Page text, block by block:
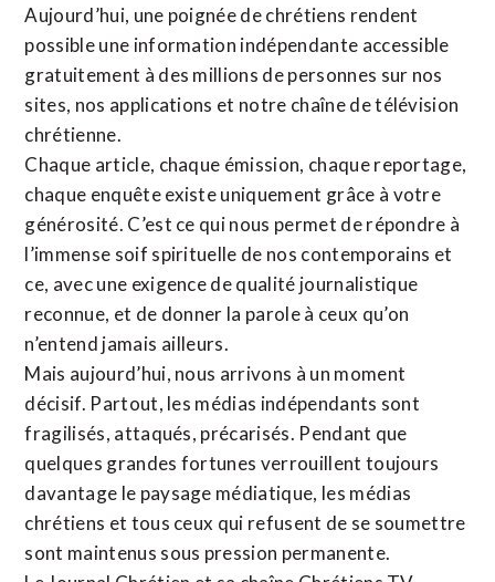
Aujourd’hui, une poignée de chrétiens rendent
possible une information indépendante accessible
gratuitement à des millions de personnes sur nos
sites, nos applications et notre chaîne de télévision
chrétienne.
Chaque article, chaque émission, chaque reportage,
chaque enquête existe uniquement grâce à votre
générosité. C’est ce qui nous permet de répondre à
l’immense soif spirituelle de nos contemporains et
ce, avec une exigence de qualité journalistique
reconnue, et de donner la parole à ceux qu’on
n’entend jamais ailleurs.
Mais aujourd’hui, nous arrivons à un moment
décisif. Partout, les médias indépendants sont
fragilisés, attaqués, précarisés. Pendant que
quelques grandes fortunes verrouillent toujours
davantage le paysage médiatique, les médias
chrétiens et tous ceux qui refusent de se soumettre
sont maintenus sous pression permanente.